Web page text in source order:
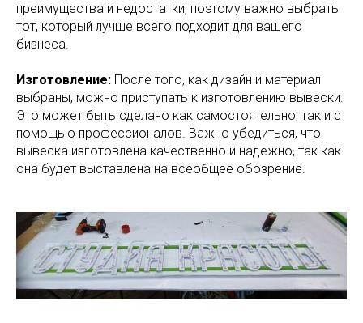
преимущества и недостатки, поэтому важно выбрать
тот, который лучше всего подходит для вашего
бизнеса.
Изготовление: После того, как дизайн и материал
выбраны, можно приступать к изготовлению вывески.
Это может быть сделано как самостоятельно, так и с
помощью профессионалов. Важно убедиться, что
вывеска изготовлена качественно и надежно, так как
она будет выставлена на всеобщее обозрение.